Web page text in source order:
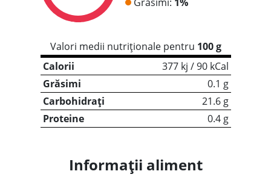
Valori medii nutriționale pentru 100 g
Calorii
377 kj / 90 kCal
Grăsimi
0.1 g
Carbohidrați
21.6 g
Proteine
0.4 g
Informații aliment